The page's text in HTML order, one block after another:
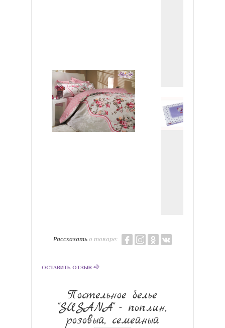
Рассказать о товаре:
ОСТАВИТЬ ОТЗЫВ
Постельное белье
"SUSANA" - поплин,
розовый, семейный